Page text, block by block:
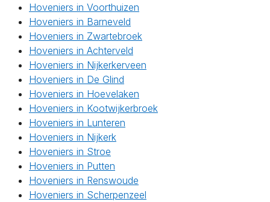
Hoveniers in Voorthuizen
Hoveniers in Barneveld
Hoveniers in Zwartebroek
Hoveniers in Achterveld
Hoveniers in Nijkerkerveen
Hoveniers in De Glind
Hoveniers in Hoevelaken
Hoveniers in Kootwijkerbroek
Hoveniers in Lunteren
Hoveniers in Nijkerk
Hoveniers in Stroe
Hoveniers in Putten
Hoveniers in Renswoude
Hoveniers in Scherpenzeel